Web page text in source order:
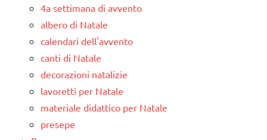
4a settimana di avvento
albero di Natale
calendari dell'avvento
canti di Natale
decorazioni natalizie
lavoretti per Natale
materiale didattico per Natale
presepe